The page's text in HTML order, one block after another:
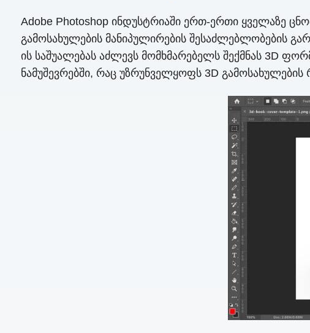
Adobe Photoshop ინდუსტრიაში ერთ-ერთი ყველაზე
გამოსახულების მანიპულირების შესაძლებლობების
ის საშუალებას აძლევს მომხმარებელს შექმნას 3D
ნამუშევრებში, რაც უზრუნველყოფს 3D